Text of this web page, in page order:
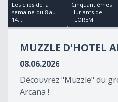
22
minutes,
47
seconds
Les clips de la
semaine du 8 au
14...
Cinquantièmes
Hurlants de
FLOREM
MUZZLE D'HOTEL
08.06.2026
Découvrez "Muzzle" du
Arcana !